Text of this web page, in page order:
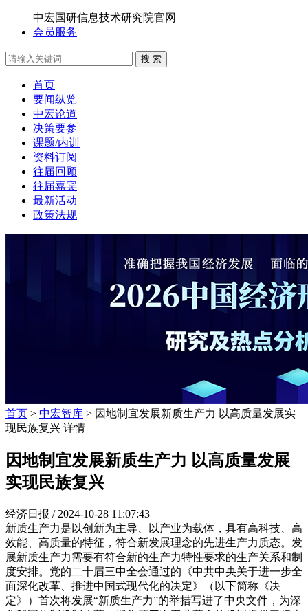
中宏国研信息技术研究院官网
会员服务
搜 索
首页
要闻纵览
中宏论道
决策要参
课题/内训
资料订阅
往届回顾
往届嘉宾
最新活动
政策法规
首页 > 中宏智库 > 因地制宜发展新质生产力 以高质量发展实
现民族复兴 详情
因地制宜发展新质生产力 以高质量发展
实现民族复兴
经济日报 / 2024-10-28 11:07:43
新质生产力是以创新为主导、以产业为载体，具有高科技、高
效能、高质量的特征，符合新发展理念的先进生产力质态。发
展新质生产力需要有符合新的生产力特性要求的生产关系和制
度安排。党的二十届三中全会通过的《中共中央关于进一步全
面深化改革、推进中国式现代化的决定》（以下简称《决
定》）首次将发展“新质生产力”的举措写进了中央文件，为深